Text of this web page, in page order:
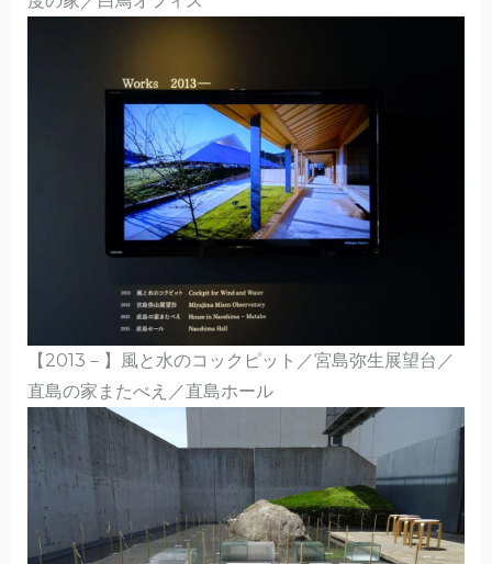
【2013－】風と水のコックピット／宮島弥生展望台／
直島の家またべえ／直島ホール